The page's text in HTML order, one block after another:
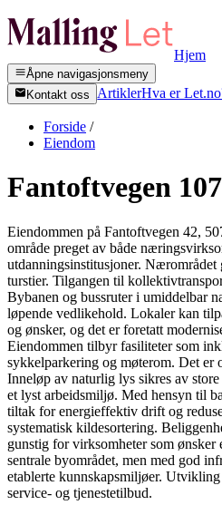
Hjem
Åpne navigasjonsmeny
Kontakt oss
ArtiklerHva er
Forside /
Eiendom
Fantoftvegen 107
Eiendommen på Fantoftvegen 42,
område preget av både
utdanningsinstitusjoner.
turstier. Tilgangen til
Bybanen og bussruter i umiddelbar
løpende vedlikehold. Lokaler kan
og ønsker, og det er foretatt
Eiendommen tilbyr fasiliteter som
sykkelparkering og møterom. Det er
Inneløp av naturlig lys sikres av
et lyst arbeidsmiljø. Med hensyn til
tiltak for energieffektiv drift og
systematisk kildesortering.
gunstig for virksomheter som ønsker
sentrale byområdet, men med god
etablerte kunnskapsmiljøer.
service- og tjenestetilbud.